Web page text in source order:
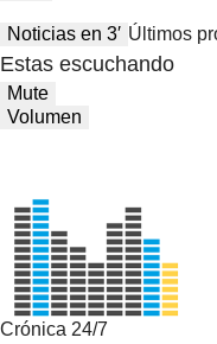
Noticias en 3′ Últimos
Estas escuchando
Mute
Volumen
Crónica 24/7